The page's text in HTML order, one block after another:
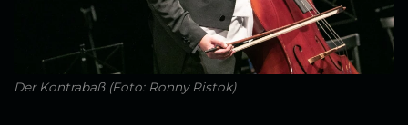
Der Kontrabaß (Foto: Ronny Ristok)